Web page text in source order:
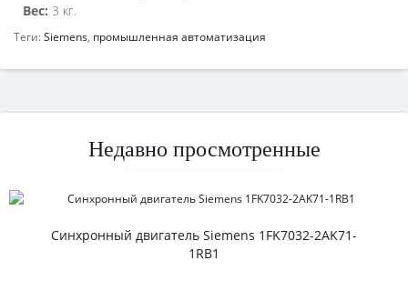
Вес: 3 кг.
Теги:Siemens, промышленная автоматизация
Недавно просмотренные
Синхронный двигатель Siemens 1FK7032-2AK71-
1RB1